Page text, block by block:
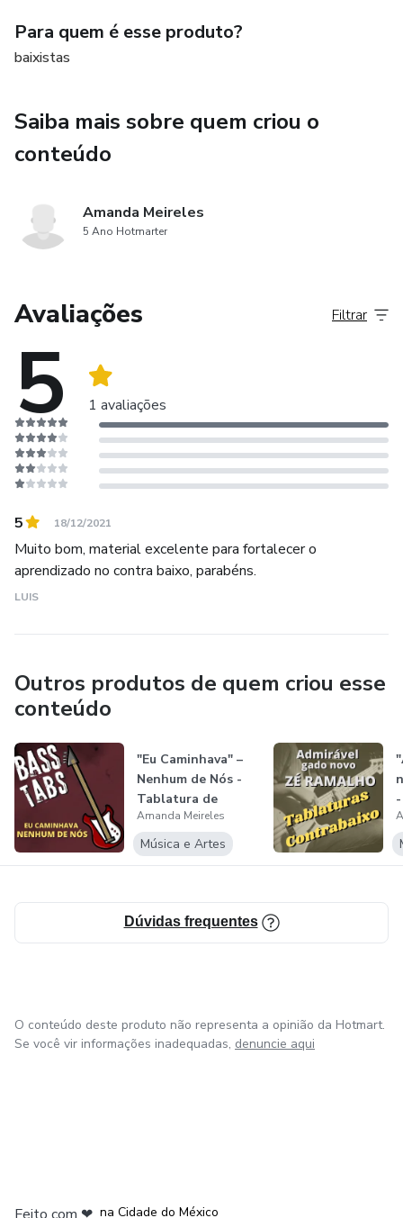
Para quem é esse produto?
baixistas
Saiba mais sobre quem criou o
conteúdo
Amanda Meireles
5 Ano Hotmarter
Avaliações
5 1 avaliações
Filtrar
5 18/12/2021
Muito bom, material excelente para fortalecer o
aprendizado no contra baixo, parabéns.
LUIS
Outros produtos de quem criou esse
conteúdo
"Eu Caminhava" –
Nenhum de Nós -
Tablatura de
contrabaixo
Amanda Meireles
Música e Artes
Dúvidas frequentes
O conteúdo deste produto não representa a opinião da Hotmart.
Se você vir informações inadequadas, denuncie aqui
na Cidade do México